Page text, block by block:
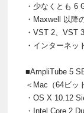
・少なくとも 6
・Maxwell 以降
・VST 2、VST
・インターネッ
■AmpliTube 5
＜Mac（64ビッ
・OS X 10.12
・Intel Core 2